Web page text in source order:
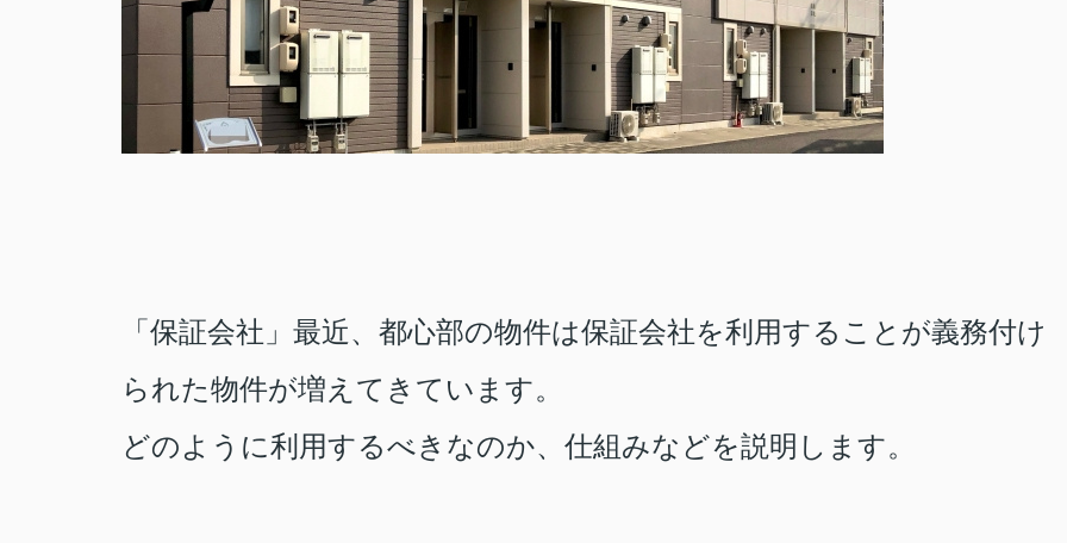
「保証会社」最近、都心部の物件は保証会社を利用することが義務付け
られた物件が増えてきています。
どのように利用するべきなのか、仕組みなどを説明します。